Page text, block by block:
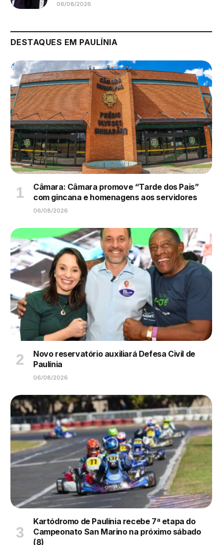
06/08/2026
DESTAQUES EM PAULÍNIA
Câmara: Câmara promove “Tarde dos Pais”
com gincana e homenagens aos servidores
06/08/2026
Novo reservatório auxiliará Defesa Civil de
Paulínia
06/08/2026
Kartódromo de Paulínia recebe 7ª etapa do
Campeonato San Marino na próximo sábado
(8)